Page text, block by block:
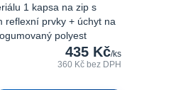
1 kapsa na zip s
reflexní prvky + úchyt na
polyest
435 Kč/ks
360 Kč bez DPH